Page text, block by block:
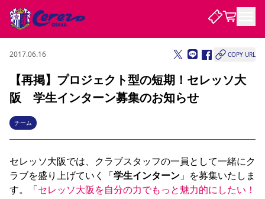
試合・チーム
試合について
試合日程 / 結果
チームについて
選手・スタッフ スケジュール メディア情報 アクセス
レディース
アカデミー
ハナサカプレーヤー 歴代所属選手
観戦する
チケット
チケット情報 販売スケジュール 価格・席種 購入方法
シーズンシート 法人シーズンシート 福祉サービス
団体チケット
特定興行入場券
譲渡サービス リセールサービス
クラブを知る
セレッソ大阪について
ファンクラブ
2017.06.16 COPY URL
【再掲】プロジェクト型の短期！セレッソ大
阪 学生インターン募集のお知らせ
チーム
セレッソ大阪では、クラブスタッフの一員として一緒にク
ラブを盛り上げていく「学生インターン 」を募集いたしま
す。「セレッソ大阪を自分の力でもっと魅力的にしたい！